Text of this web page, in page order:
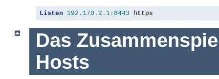
Listen 192.170 . 2.1 : 8443 https
Das
Hosts